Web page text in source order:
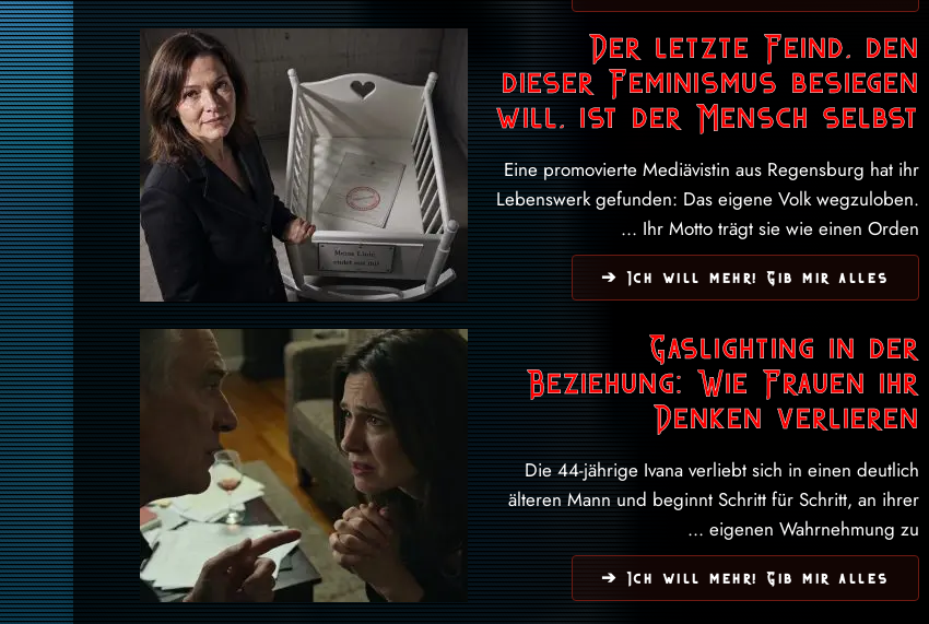
Der letzte Feind, den
dieser Feminismus besiegen
will, ist der Mensch selbst
Eine promovierte Mediävistin aus Regensburg hat ihr
Lebenswerk gefunden: Das eigene Volk wegzuloben.
Ihr Motto trägt sie wie einen Orden ...
Ich will mehr! Gib mir alles ➔
Gaslighting in der
Beziehung: Wie Frauen ihr
Denken verlieren
Die 44-jährige Ivana verliebt sich in einen deutlich
älteren Mann und beginnt Schritt für Schritt, an ihrer
eigenen Wahrnehmung zu ...
Ich will mehr! Gib mir alles ➔